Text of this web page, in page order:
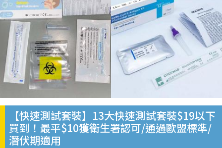
【快速測試套裝】13大快速測試套裝$19以下
買到！最平$10獲衛生署認可/通過歐盟標準/
潛伏期適用